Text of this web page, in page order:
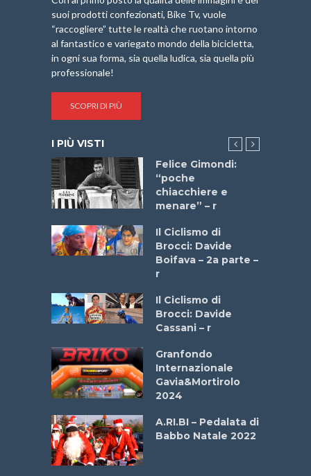
suoi prodotti confezionati, Bike Tv, vuole
“raccogliere” tutte le realtà che ruotano intorno
al fantastico e variegato mondo della bicicletta,
in ogni sua forma, sia quella ludica, sia quella più
professionale!
SCOPRI DI PIÙ
I PIÙ VISTI
Felice Gimondi:
“poche
chiacchiere e
menare” – r
Il Ciclismo di
Brocci: Davide
Boifava – 2a parte –
r
Il Ciclismo di
Brocci: Davide
Cassani – r
Granfondo
Internazionale
Gavia&Mortirolo
2024
A.RI.BI – Pedalata di
Babbo Natale 2022